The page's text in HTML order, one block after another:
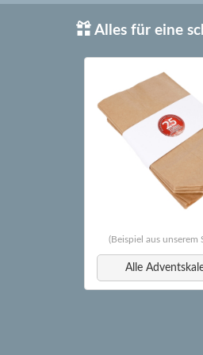
Alles für eine
(Beispiel aus unserem
Alle